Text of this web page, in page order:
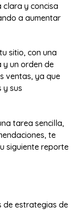
clara y concisa
a aumentar
sitio, con una
y un orden de
ventas, ya que
y sus
tarea sencilla,
te
siguiente reporte
de estrategias de